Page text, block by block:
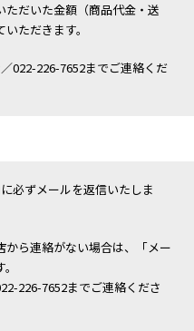
だいた金額（商品代金・送
ただきます。
022-226-7652までご連絡くだ
必ずメールを返信いたしま
から連絡がない場合は、「メー
226-7652までご連絡くださ